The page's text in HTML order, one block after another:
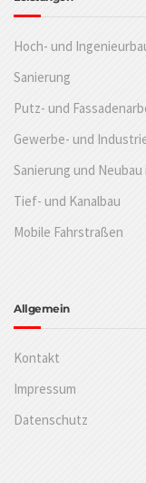
Hoch- und
Sanierung
Putz- und
Gewerbe- und
Sanierung und
Tief- und Kanalbau
Mobile Fahrstraßen
Allgemein
Kontakt
Impressum
Datenschutz